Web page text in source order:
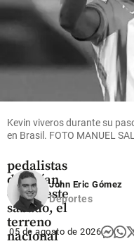
a
Colombia:
pedalistas
desafían,
desde este
sábado, el
terreno
nacional
Kevin viveros durante su
en Brasil. FOTO MANUEL
John Eric Gómez
Deportes
05 de agosto de 2026